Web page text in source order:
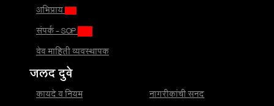
अभिप्राय
संपर्क - SOP
वेब माहिती व्यवस्थापक
जलद दुवे
कायदे व नियम
नागरीकांची सनद